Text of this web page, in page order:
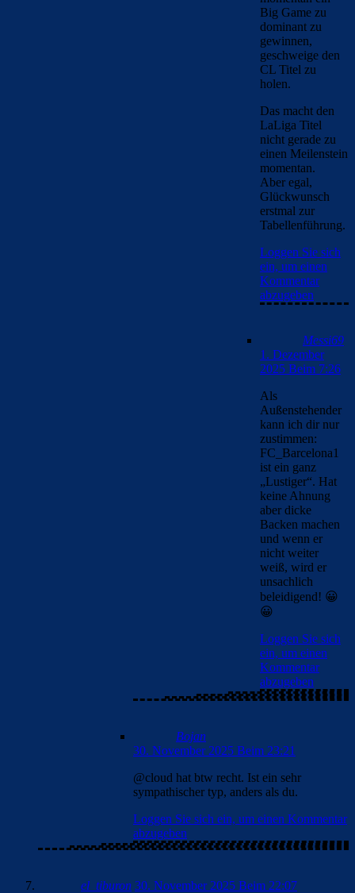
weiß, wird er
unsachlich
beleidigend! 😀
😀
Loggen Sie sich
Kommentar
abzugeben
30. November 2025 Beim 23:21
@cloud hat btw recht. Ist ein sehr
sympathischer typ, anders als du.
Loggen Sie sich ein, um einen Kommentar
Der Barca Job ist eben kein stressfreier Spaziergang. Pep hat
seine Haare verloren. Lucho sah zeitweise auf der Bank aus
Als Fan leidet man nicht weniger wenn es schon nach 1
Fun Fact: Wir haben genauso viele Punkte wie in der
(+23 zu +28). Zudem treffen dieses Jahr mehr Spieler bei uns.
Deswegen denke ich ist es nicht so ganz schlimm.
Wir spielen ohne Balance und wenig überzeugend aber
wichtig ist die Spiele zu gewinnen bis man dann wieder die
Dominanz und das Selbstvertrauen erlangt. Vielleicht möchte
Flick die Jungs auch nochmal etwas motivieren vor dem sehr
wichtigen Spiel gegen Atletico. Raphinha hat er jedenfalls
Loggen Sie sich ein, um einen Kommentar abzugeben
30. November 2025 Beim 22:18
Ich verstehe diese Katastrophenstimmung nicht. Wir
sind bei der MS dabei und das trotz Unform und wir
werden auch die CL Playoffs erreichen. Also ich
versteh die ganze Aufregung nicht. Letzte Saison waren
Loggen Sie sich ein, um einen Kommentar abzugeben
30. November 2025 Beim 22:20
Loggen Sie sich ein, um einen Kommentar
abzugeben
30. November 2025 Beim 22:23
Ohne Mbappes Tore sind die Blancos aktuell nur
durchschnittlich. Und Güler hat momentan auch zuletzt einen